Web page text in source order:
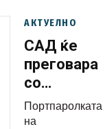
АКТУЕЛНО
САД ќе
со
Северна
Кореја
Портпаролката
на